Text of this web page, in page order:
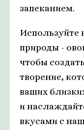
запеканием.
Используйте
природы -
чтобы
творение,
ваших
и
вкусами с